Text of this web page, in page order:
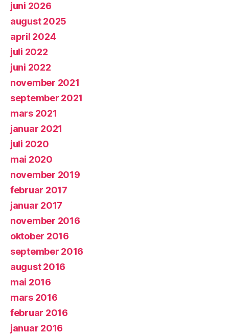
juni 2026
august 2025
april 2024
juli 2022
juni 2022
november 2021
september 2021
mars 2021
januar 2021
juli 2020
mai 2020
november 2019
februar 2017
januar 2017
november 2016
oktober 2016
september 2016
august 2016
mai 2016
mars 2016
februar 2016
januar 2016